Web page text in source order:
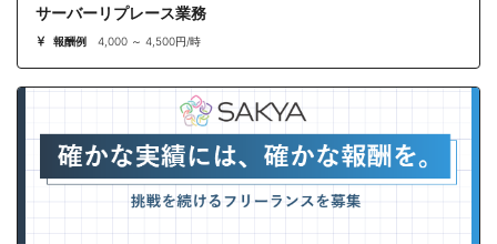
サーバーリプレース業務
報酬例 4,000 ～ 4,500円/時